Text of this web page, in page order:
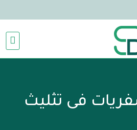
فى تثليث